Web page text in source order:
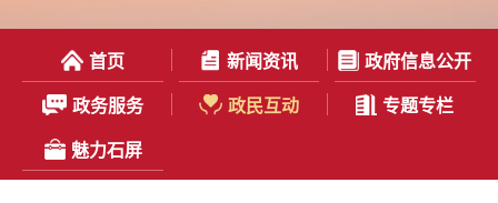
首页 新闻资讯 政府信息公开
政务服务 政民互动 专题专栏
魅力石屏